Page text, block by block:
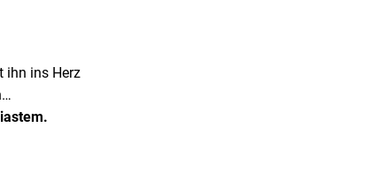
ihn ins Herz